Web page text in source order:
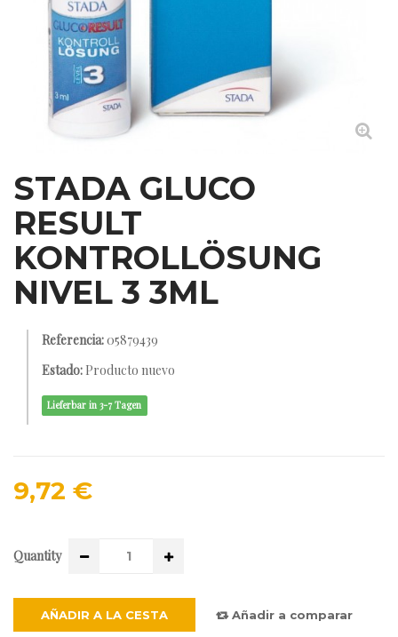
STADA GLUCO
RESULT
KONTROLLÖSUNG
NIVEL 3 3ML
Referencia:05879439
Estado: Producto nuevo
Lieferbar in 3-7 Tagen
9,72 €
Quantity
AÑADIR A LA CESTA Añadir a comparar